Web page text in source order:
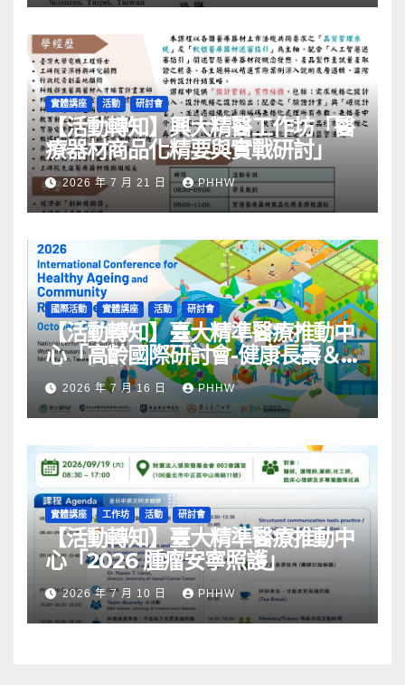
實體講座 活動 研討會
【活動轉知】興大精醫工作坊「醫
療器材商品化精要與實戰研討」
2026 年 7 月 21 日 PHHW
國際活動 實體講座 活動 研討會
【活動轉知】臺大精準醫療推動中
心「高齡國際研討會-健康長壽＆
社區韌性」
2026 年 7 月 16 日 PHHW
實體講座 工作坊 活動 研討會
【活動轉知】臺大精準醫療推動中
心「2026 腫瘤安寧照護」
2026 年 7 月 10 日 PHHW